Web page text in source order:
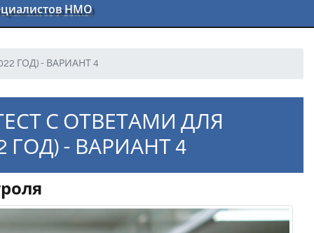
НМО
ГОД) - ВАРИАНТ 4
С ОТВЕТАМИ ДЛЯ
ГОД) - ВАРИАНТ 4